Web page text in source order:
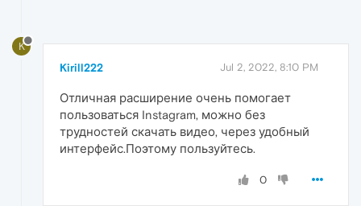
K
Kirill222 Jul 2, 2022, 8:10 PM
Отличная расширение очень помогает
пользоваться Instagram, можно без
трудностей скачать видео, через удобный
интерфейс.Поэтому пользуйтесь.
0